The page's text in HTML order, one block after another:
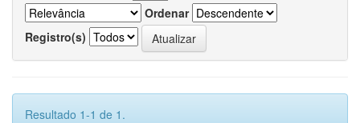
Ordenar
Registro(s)
Resultado 1-1 de 1.